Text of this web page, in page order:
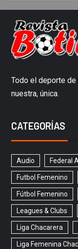
Todo el deporte
nuestra, única.
CATEGORÍAS
Audio Federal A
Futbol Femenino
Fútbol Femenino
Leagues & Clubs
Liga Chacarera
Liga Femenina